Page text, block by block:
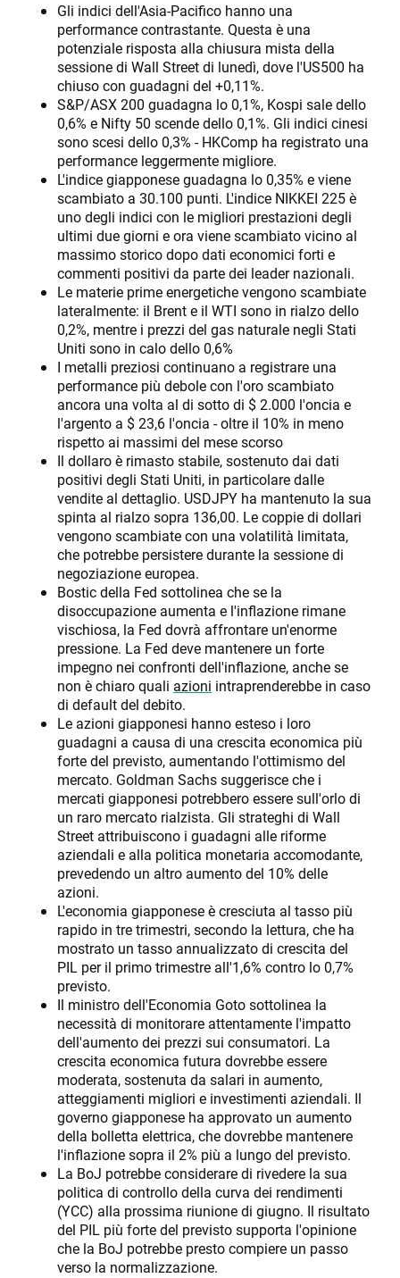
Gli indici dell'Asia-Pacifico hanno una
performance contrastante. Questa è una
potenziale risposta alla chiusura mista della
sessione di Wall Street di lunedì, dove l'US500 ha
chiuso con guadagni del +0,11%.
S&P/ASX 200 guadagna lo 0,1%, Kospi sale dello
0,6% e Nifty 50 scende dello 0,1%. Gli indici cinesi
sono scesi dello 0,3% - HKComp ha registrato una
performance leggermente migliore.
L'indice giapponese guadagna lo 0,35% e viene
scambiato a 30.100 punti. L'indice NIKKEI 225 è
uno degli indici con le migliori prestazioni degli
ultimi due giorni e ora viene scambiato vicino al
massimo storico dopo dati economici forti e
commenti positivi da parte dei leader nazionali.
Le materie prime energetiche vengono scambiate
lateralmente: il Brent e il WTI sono in rialzo dello
0,2%, mentre i prezzi del gas naturale negli Stati
Uniti sono in calo dello 0,6%
I metalli preziosi continuano a registrare una
performance più debole con l'oro scambiato
ancora una volta al di sotto di $ 2.000 l'oncia e
l'argento a $ 23,6 l'oncia - oltre il 10% in meno
rispetto ai massimi del mese scorso
Il dollaro è rimasto stabile, sostenuto dai dati
positivi degli Stati Uniti, in particolare dalle
vendite al dettaglio. USDJPY ha mantenuto la sua
spinta al rialzo sopra 136,00. Le coppie di dollari
vengono scambiate con una volatilità limitata,
che potrebbe persistere durante la sessione di
negoziazione europea.
Bostic della Fed sottolinea che se la
disoccupazione aumenta e l'inflazione rimane
vischiosa, la Fed dovrà affrontare un'enorme
pressione. La Fed deve mantenere un forte
impegno nei confronti dell'inflazione, anche se
non è chiaro quali azioni intraprenderebbe in caso
di default del debito.
Le azioni giapponesi hanno esteso i loro
guadagni a causa di una crescita economica più
forte del previsto, aumentando l'ottimismo del
mercato. Goldman Sachs suggerisce che i
mercati giapponesi potrebbero essere sull'orlo di
un raro mercato rialzista. Gli strateghi di Wall
Street attribuiscono i guadagni alle riforme
aziendali e alla politica monetaria accomodante,
prevedendo un altro aumento del 10% delle
azioni.
L'economia giapponese è cresciuta al tasso più
rapido in tre trimestri, secondo la lettura, che ha
mostrato un tasso annualizzato di crescita del
PIL per il primo trimestre all'1,6% contro lo 0,7%
previsto.
Il ministro dell'Economia Goto sottolinea la
necessità di monitorare attentamente l'impatto
dell'aumento dei prezzi sui consumatori. La
crescita economica futura dovrebbe essere
moderata, sostenuta da salari in aumento,
atteggiamenti migliori e investimenti aziendali. Il
governo giapponese ha approvato un aumento
della bolletta elettrica, che dovrebbe mantenere
l'inflazione sopra il 2% più a lungo del previsto.
La BoJ potrebbe considerare di rivedere la sua
politica di controllo della curva dei rendimenti
(YCC) alla prossima riunione di giugno. Il risultato
del PIL più forte del previsto supporta l'opinione
che la BoJ potrebbe presto compiere un passo
verso la normalizzazione.